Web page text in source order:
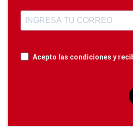
Acepto las condiciones y